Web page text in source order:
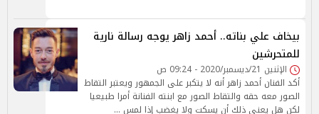
بيخاف علي بناته.. أحمد زاهر يوجه رسالة نارية
للمتحرشين
الإثنين 21/ديسمبر/2020 - 09:24 ص
أكد الفنان أحمد زاهر أنه لا يتكبر على الجمهور ويعتبر التقاط
الصور معه حقه والتقاط الصور مع ابنته الفنانة أمرا طبيعيا
لكن هل يعني ذلك أن يسكت ولا يغضب إذا لمس …